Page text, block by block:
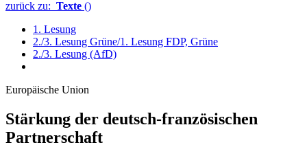
zurück zu: Texte ()
1. Lesung
2./3. Lesung Grüne/1. Lesung FDP, Grüne
2./3. Lesung (AfD)
Europäische Union
Stärkung der deutsch-französischen
Partner­schaft